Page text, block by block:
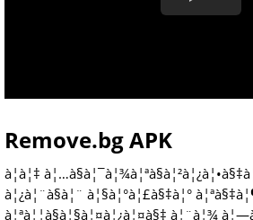
Remove.bg APK
à¦à¦‡
à¦¿à¦¨à§à¦¨ à¦§à¦°à¦£à§‡à¦°
à¦ªà¦¦à§à¦§à¦¤à¦¿à¦¤à§‡ à¦¨à¦¾